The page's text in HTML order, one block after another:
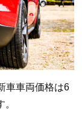
車車両価格は6